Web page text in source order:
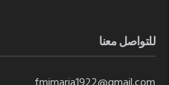
للتواصل معنا